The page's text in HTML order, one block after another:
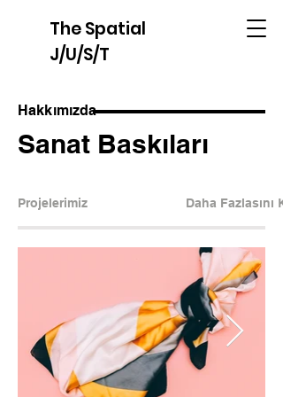
The Spatial
J/U/S/T
Hakkımızda
Sanat Baskıları
Projelerimiz Daha Fazlasını